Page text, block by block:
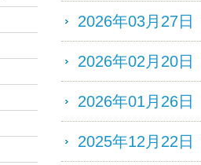
2026年03月27日
2026年02月20日
2026年01月26日
2025年12月22日